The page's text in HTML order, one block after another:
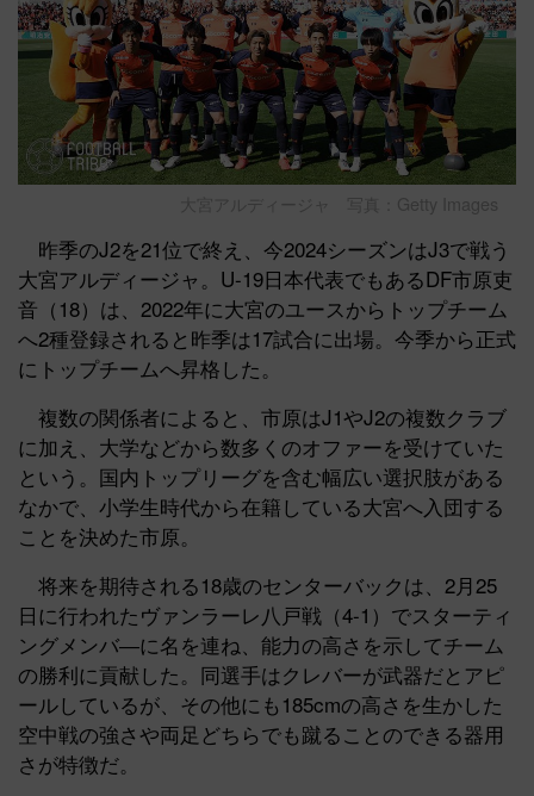
大宮アルディージャ 写真：Getty Images
昨季のJ2を21位で終え、今2024シーズンはJ3で戦う
大宮アルディージャ。U-19日本代表でもあるDF市原吏
音（18）は、2022年に大宮のユースからトップチーム
へ2種登録されると昨季は17試合に出場。今季から正式
にトップチームへ昇格した。
複数の関係者によると、市原はJ1やJ2の複数クラブ
に加え、大学などから数多くのオファーを受けていた
という。国内トップリーグを含む幅広い選択肢がある
なかで、小学生時代から在籍している大宮へ入団する
ことを決めた市原。
将来を期待される18歳のセンターバックは、2月25
日に行われたヴァンラーレ八戸戦（4-1）でスターティ
ングメンバ―に名を連ね、能力の高さを示してチーム
の勝利に貢献した。同選手はクレバーが武器だとアピ
ールしているが、その他にも185cmの高さを生かした
空中戦の強さや両足どちらでも蹴ることのできる器用
さが特徴だ。